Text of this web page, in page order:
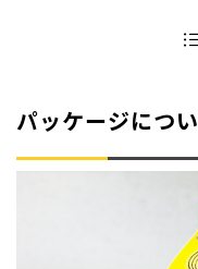
パッケージにつ